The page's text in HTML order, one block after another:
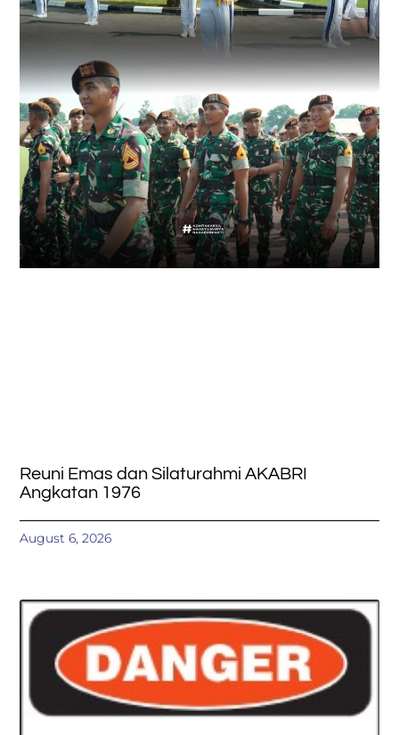
Reuni Emas dan Silaturahmi AKABRI
Angkatan 1976
August 6, 2026